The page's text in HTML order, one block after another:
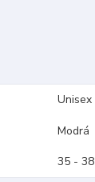
Unisex
Modrá
35 - 38